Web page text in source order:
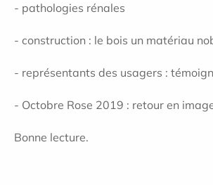
- pathologies rénales
- construction : le bois un matériau
- représentants des usagers :
- Octobre Rose 2019 : retour en
Bonne lecture.